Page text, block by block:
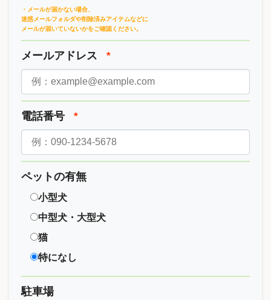
・メールが届かない場合、
迷惑メールフォルダや削除済みアイテムなどに
メールが届いていないかをご確認ください。
メールアドレス *
電話番号 *
ペットの有無
小型犬
中型犬・大型犬
猫
特になし
駐車場